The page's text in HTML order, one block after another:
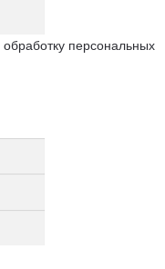
обработку персональных